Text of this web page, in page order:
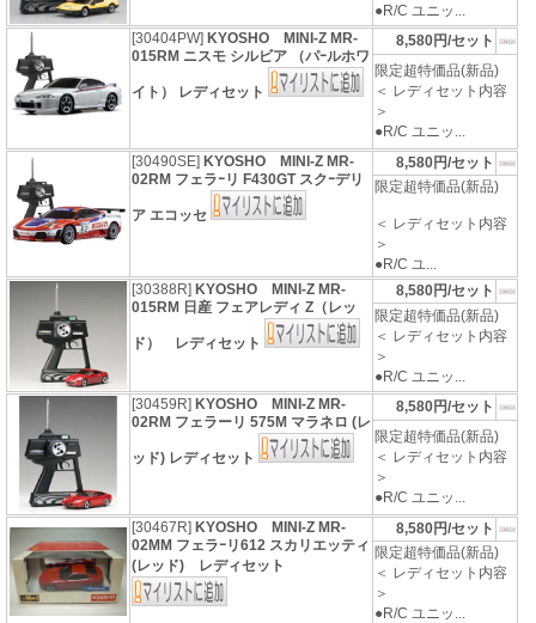
●R/C ユニッ...
[30404PW] KYOSHO MINI-Z MR-
015RM ニスモ シルビア （パｰルホワ
イト） レディセット
8,580円/セット
限定超特価品(新品)
＜ レディセット内容
＞
●R/C ユニッ...
[30490SE] KYOSHO MINI-Z MR-
02RM フェラｰリ F430GT スクｰデリ
ア エコッセ
8,580円/セット
限定超特価品(新品)
＜ レディセット内容
＞
●R/C ユ...
[30388R] KYOSHO MINI-Z MR-
015RM 日産 フェアレディ Z（レッ
ド） レディセット
8,580円/セット
限定超特価品(新品)
＜ レディセット内容
＞
●R/C ユニッ...
[30459R] KYOSHO MINI-Z MR-
02RM フェラーリ 575M マラネロ (レ
ッド) レディセット
8,580円/セット
限定超特価品(新品)
＜ レディセット内容
＞
●R/C ユニッ...
[30467R] KYOSHO MINI-Z MR-
02MM フェラｰリ612 スカリエッティ
(レッド) レディセット
8,580円/セット
限定超特価品(新品)
＜ レディセット内容
＞
●R/C ユニッ...